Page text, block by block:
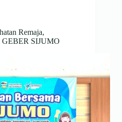
Remaja,
GEBER SIJUMO